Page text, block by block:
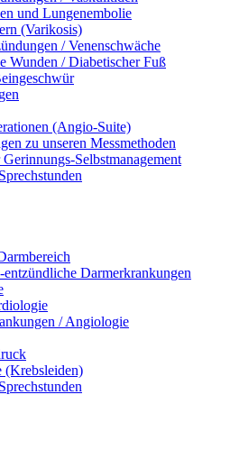
und Lungenembolie
(Varikosis)
/ Venenschwäche
Wunden / Diabetischer Fuß
(Angio-Suite)
zu unseren Messmethoden
Selbstmanagement
entzündliche Darmerkrankungen
/ Angiologie
(Krebsleiden)